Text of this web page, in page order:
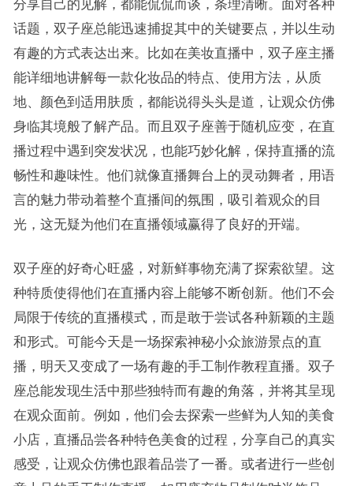
分享自己的见解，都能侃侃而谈，条理清晰。面对各种
话题，双子座总能迅速捕捉其中的关键要点，并以生动
有趣的方式表达出来。比如在美妆直播中，双子座主播
能详细地讲解每一款化妆品的特点、使用方法，从质
地、颜色到适用肤质，都能说得头头是道，让观众仿佛
身临其境般了解产品。而且双子座善于随机应变，在直
播过程中遇到突发状况，也能巧妙化解，保持直播的流
畅性和趣味性。他们就像直播舞台上的灵动舞者，用语
言的魅力带动着整个直播间的氛围，吸引着观众的目
光，这无疑为他们在直播领域赢得了良好的开端。
双子座的好奇心旺盛，对新鲜事物充满了探索欲望。这
种特质使得他们在直播内容上能够不断创新。他们不会
局限于传统的直播模式，而是敢于尝试各种新颖的主题
和形式。可能今天是一场探索神秘小众旅游景点的直
播，明天又变成了一场有趣的手工制作教程直播。双子
座总能发现生活中那些独特而有趣的角落，并将其呈现
在观众面前。例如，他们会去探索一些鲜为人知的美食
小店，直播品尝各种特色美食的过程，分享自己的真实
感受，让观众仿佛也跟着品尝了一番。或者进行一些创